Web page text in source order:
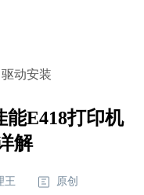
驱动安装
能E418打印机
解
王 原创